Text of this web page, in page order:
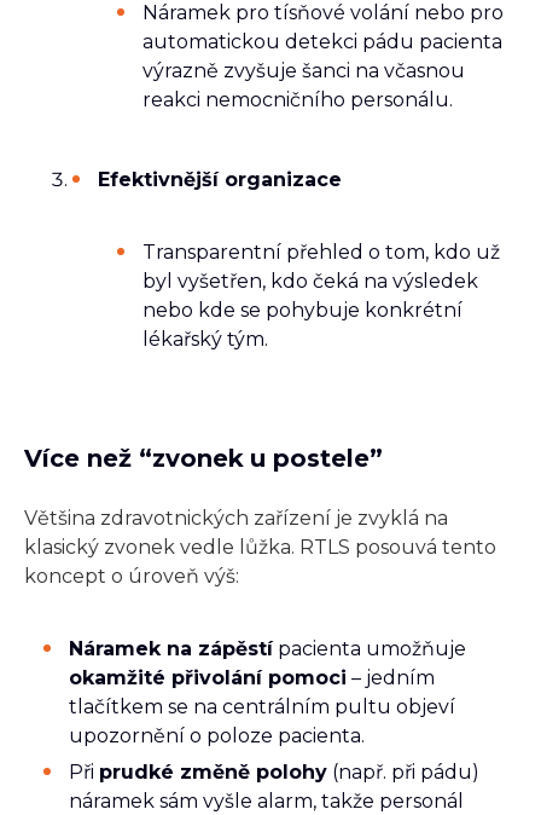
Náramek pro tísňové volání nebo pro
automatickou detekci pádu pacienta
výrazně zvyšuje šanci na včasnou
reakci nemocničního personálu.
Efektivnější organizace
Transparentní přehled o tom, kdo už
byl vyšetřen, kdo čeká na výsledek
nebo kde se pohybuje konkrétní
lékařský tým.
Více než “zvonek u postele”
Většina zdravotnických zařízení je zvyklá na
klasický zvonek vedle lůžka. RTLS posouvá tento
koncept o úroveň výš:
Náramek na zápěstípacienta umožňuje
okamžité přivolání pomoci – jedním
tlačítkem se na centrálním pultu objeví
upozornění o poloze pacienta.
Při prudké změně polohy (např. při pádu)
náramek sám vyšle alarm, takže personál